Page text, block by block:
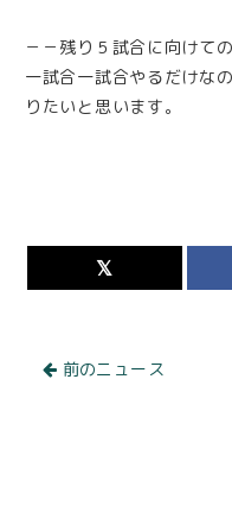
－－残り５試合に向けて
一試合一試合やるだけな
りたいと思います。
前のニュース